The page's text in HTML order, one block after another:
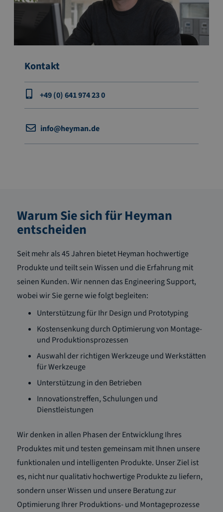
Kontakt
+49 (0) 641 974 23 0
info@heyman.de
Warum Sie sich für Heyman
entscheiden
Seit mehr als 45 Jahren bietet Heyman hochwertige
Produkte und teilt sein Wissen und die Erfahrung mit
seinen Kunden. Wir nennen das Engineering Support,
wobei wir Sie gerne wie folgt begleiten:
Unterstützung für Ihr Design und Prototyping
Kostensenkung durch Optimierung von Montage-
und Produktionsprozessen
Auswahl der richtigen Werkzeuge und Werkstätten
für Werkzeuge
Unterstützung in den Betrieben
Innovationstreffen, Schulungen und
Dienstleistungen
Wir denken in allen Phasen der Entwicklung Ihres
Produktes mit und testen gemeinsam mit Ihnen unsere
funktionalen und intelligenten Produkte. Unser Ziel ist
es, nicht nur qualitativ hochwertige Produkte zu liefern,
sondern unser Wissen und unsere Beratung zur
Optimierung Ihrer Produktions- und Montageprozesse